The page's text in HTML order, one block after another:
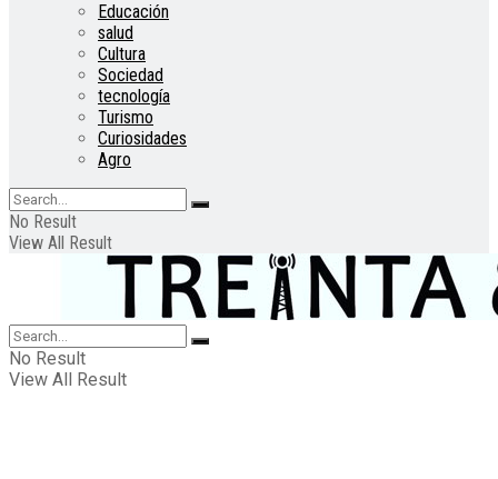
Educación
salud
Cultura
Sociedad
tecnología
Turismo
Curiosidades
Agro
No Result
View All Result
No Result
View All Result